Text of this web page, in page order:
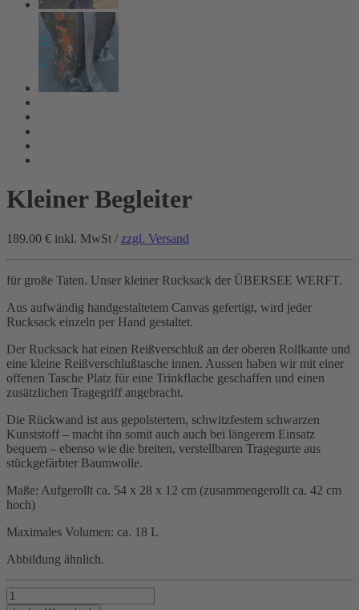
Kleiner Begleiter
189.00 € inkl. MwSt / zzgl. Versand
für große Taten. Unser kleiner Rucksack der ÜBERSEE WERFT.
Aus aufwändig handgestaltetem Canvas gefertigt, wird jeder
Rucksack einzeln per Hand gestaltet.
Der Rucksack hat einen Reißverschluß an der oberen Rollkante und
eine kleine Reißverschlußtasche innen. Aussen haben wir mit einer
offenen Tasche Platz für eine Trinkflache geschaffen und einen
zusätzlichen Tragegriff angebracht.
Die Rückwand ist aus gepolstertem, schwitzfestem schwarzen
Kunststoff – macht ihn somit auch auch bei längerem Einsatz
bequem – ebenso wie die breiten, verstellbaren Tragegurte aus
stückgefärbter Baumwolle.
Maße: Aufgerollt ca. 54 x 28 x 12 cm (zusammengerollt ca. 42 cm
hoch)
Maximales Volumen: ca. 18 L
Abbildung ähnlich.
Kleiner